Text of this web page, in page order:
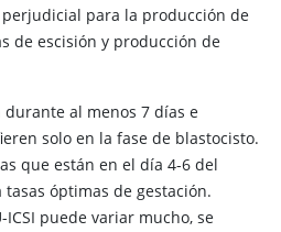
para la producción de
de escisión y producción de
al menos 7 días e
solo en la fase de blastocisto.
que están en el día 4-6 del
óptimas de gestación.
puede variar mucho, se